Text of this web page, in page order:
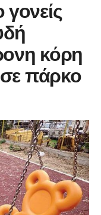
κόρη
σε πάρκο